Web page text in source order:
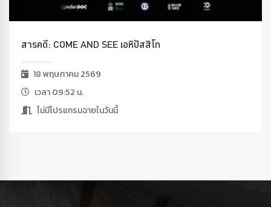
สารคดี: COME AND SEE เอหิปัสสิโก
18 พฤษภาคม 2569
เวลา 09:52 น.
ไม่มีโปรแกรมฉายในวันนี้